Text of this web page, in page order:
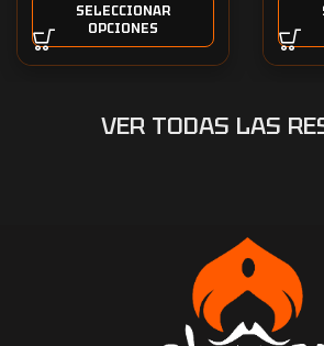
SELECCIONAR
OPCIONES
VER TODAS LAS